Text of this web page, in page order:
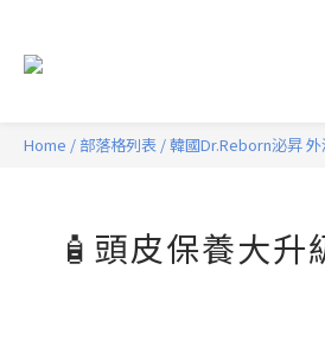
Home / 部落格列表 /韓國Dr.Reborn泌昇
🧴頭皮保養大